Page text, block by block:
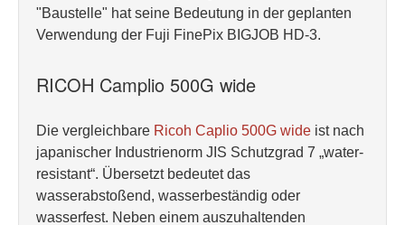
"Baustelle" hat seine Bedeutung in der geplanten
Verwendung der Fuji FinePix BIGJOB HD-3.
RICOH Camplio 500G wide
Die vergleichbare Ricoh Caplio 500G wide ist nach
japanischer Industrienorm JIS Schutzgrad 7 „water-
resistant“. Übersetzt bedeutet das
wasserabstoßend, wasserbeständig oder
wasserfest. Neben einem auszuhaltenden